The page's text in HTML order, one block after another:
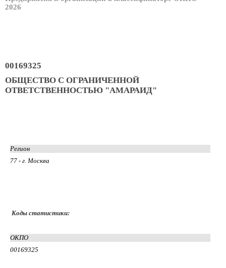
2026
00169325
ОБЩЕСТВО С ОГРАНИЧЕННОЙ
ОТВЕТСТВЕННОСТЬЮ "АМАРАИД"
Регион
77 - г. Москва
Коды статистики:
ОКПО
00169325